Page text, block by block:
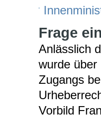
Frage
Anlässlich
wurde
Zugangs
Vorbild